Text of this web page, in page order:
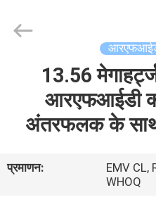
उत्पादों
हमारे
Reader
Online
13.56
आरएफआईडी
अंतरफलक के साथ
प्रमाणन:
EMV CL,
WHOQ